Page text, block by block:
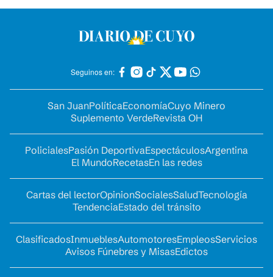
Seguinos en:
San JuanPolíticaEconomíaCuyo Minero
Suplemento VerdeRevista OH
PolicialesPasión DeportivaEspectáculosArgentina
El MundoRecetasEn las redes
Cartas del lectorOpinionSocialesSaludTecnología
TendenciaEstado del tránsito
ClasificadosInmueblesAutomotoresEmpleosServicios
Avisos Fúnebres y MisasEdictos